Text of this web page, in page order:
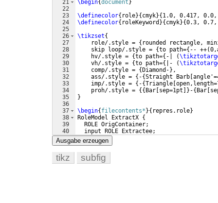
21
22
23
24
25
26
27
28
29
30
31
32
33
34
35
36
37
38
39
40
41
\begin{document }
\definecolor{ role}{ cmyk}{ 1.0, 0.417, 0.0,
\definecolor{ roleKeyword }{ cmyk}{0.3, 0.7,
\tikzset{
    role/.style =
{ rounded rectangle,
    skip loop/.style =
{to path={ -- ++(
    hv/.style =
{to path={ -| (
    vh/.style =
{to path={ |- (
    comp/.style =
{ Diamond- } ,
    ass/.style =
{ -{Straight Barb
    imp/.style =
{ -{Triangle
    proh/.style =
{{ Bar sep=1pt ]} -{ Bar
}
\begin{ filecontents* }{ repres.role}
RoleModel ExtractX {
  ROLE OrigContainer;
  input ROLE Extractee;
  ROLE NewContainer
Ausgabe erzeugen
tikz subfig